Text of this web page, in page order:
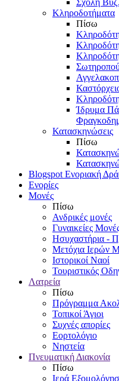
Κληροδοτήματα
Πίσω
Ίδρυμα
Κατασκηνώσεις
Πίσω
Blogspot Ενοριακή
Ενορίες
Μονές
Πίσω
Ανδρικές μονές
Γυναικείες
Ησυχαστήρια -
Μετόχια Ιερών
Ιστορικοί Ναοί
Τουριστικός
Λατρεία
Πίσω
Πρόγραμμα
Τοπικοί Άγιοι
Συχνές απορίες
Εορτολόγιο
Νηστεία
Πνευματική Διακονία
Πίσω
Ιερά